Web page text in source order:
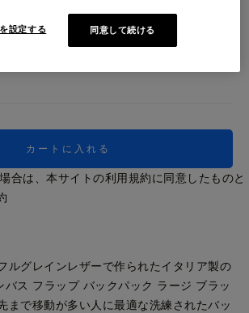
カートに入れる
合は、本サイトの利用規約に同意したものと
ルグレインレザーで作られたイタリア製の
ス フラップ バックパック ラージ ブラッ
まで移動が多い人に最適な洗練されたバッ
設定する 同意して続ける